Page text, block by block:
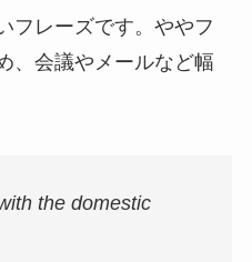
フレーズです。ややフ
、会議やメールなど幅
the domestic